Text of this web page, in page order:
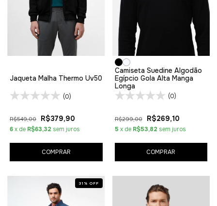
Jaqueta Malha Thermo Uv50
(0)
R$549,00 R$379,90
6x de R$63,32 sem juros
COMPRAR
Camiseta Suedine Algodão
Egípcio Gola Alta Manga
Longa
(0)
R$299,00 R$269,10
5 x de R$53,82 sem juros
COMPRAR
31 % OFF